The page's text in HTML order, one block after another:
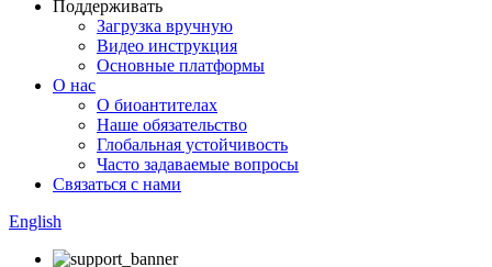
Поддерживать
Загрузка вручную
Видео инструкция
Основные платформы
О нас
О биоантителах
Наше обязательство
Глобальная устойчивость
Часто задаваемые вопросы
Связаться с нами
English